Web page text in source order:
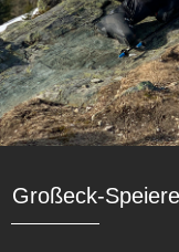
Großeck-